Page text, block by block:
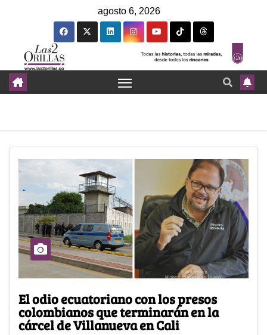
agosto 6, 2026
El odio ecuatoriano con los presos
colombianos que terminarán en la
cárcel de Villanueva en Cali